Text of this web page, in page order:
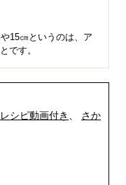
15㎝というのは、ア
です。
レシピ動画付き
さか